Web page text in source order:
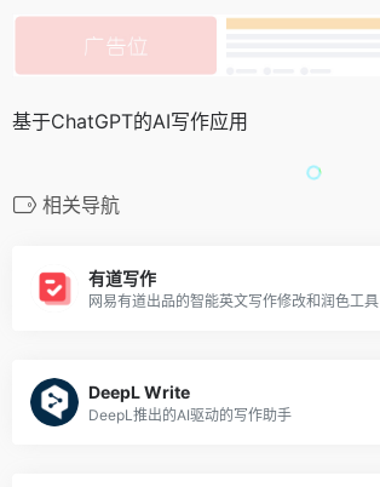
基于ChatGPT的AI写作应用
相关导航
有道写作
网易有道出品的智能英文写作修改和润色工具
DeepL Write
DeepL推出的AI驱动的写作助手